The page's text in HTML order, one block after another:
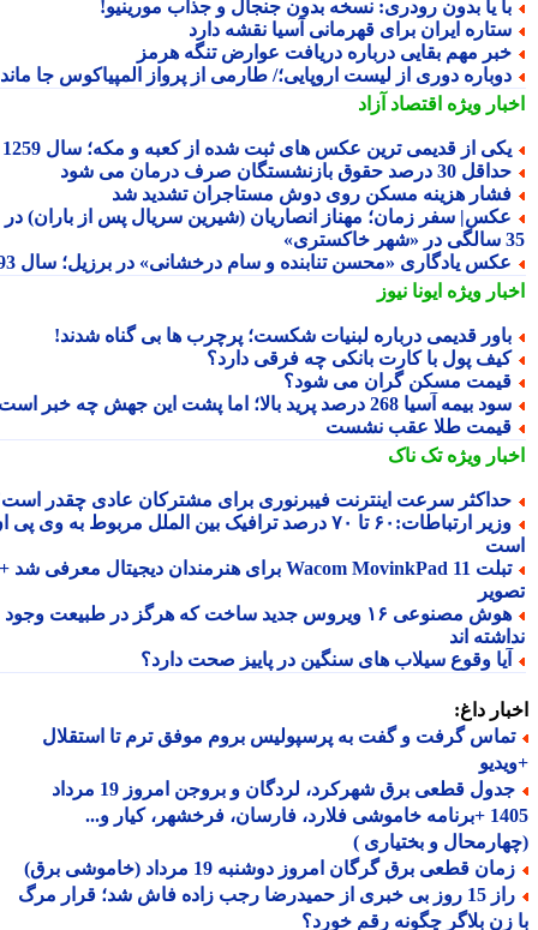
یا بدون رودری: نسخه بدون جنجال و جذاب مورینیو!
ایران برای قهرمانی آسیا نقشه دارد
مهم بقایی درباره دریافت عوارض تنگه هرمز
دوری از لیست اروپایی؛/ طارمی از پرواز المپیاکوس جا ماند!
ویژهاقتصاد آزاد
از قدیمی ترین عکس های ثبت شده از کعبه و مکه؛ سال 1259
30 درصد حقوق بازنشستگان صرف درمان می شود
هزینه مسکن روی دوش مستاجران تشدید شد
سفر زمان؛ مهناز انصاریان (شیرین سریال پس از باران) در
یادگاری «محسن تنابنده و سام درخشانی» در برزیل؛ سال 93
ویژهایونا نیوز
قدیمی درباره لبنیات شکست؛ پرچرب ها بی گناه شدند!
پول با کارت بانکی چه فرقی دارد؟
مسکن گران می شود؟
بیمه آسیا 268 درصد پرید بالا؛ اما پشت این جهش چه خبر است؟
طلا عقب نشست
ویژهتک ناک
سرعت اینترنت فیبرنوری برای مشترکان عادی چقدر است؟
وزیر ارتباطات:۶۰ تا ۷۰ درصد ترافیک بین الملل مربوط به وی پی ان
تبلت Wacom MovinkPad 11 برای هنرمندان دیجیتال معرفی شد +
هوش مصنوعی ۱۶ ویروس جدید ساخت که هرگز در طبیعت وجود
اند
وقوع سیلاب های سنگین در پاییز صحت دارد؟
داغ:
گرفت و گفت به پرسپولیس بروم موفق ترم تا استقلال
جدول قطعی برق شهرکرد، لردگان و بروجن امروز 19 مرداد
1405 +برنامه خاموشی فلارد، فارسان، فرخشهر، کیار و...
و بختیاری )
قطعی برق گرگان امروز دوشنبه 19 مرداد (خاموشی برق)
راز 15 روز بی خبری از حمیدرضا رجب زاده فاش شد؛ قرار مرگ
زن بلاگر چگونه رقم خورد؟